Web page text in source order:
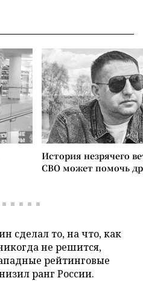
История незрячего
СВО может помочь
сделал то, на что, как
не решится,
рейтинговые
ранг России.